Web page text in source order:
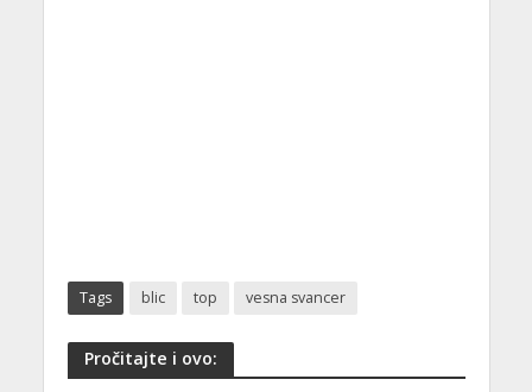
Tags blic top vesna svancer
Pročitajte i ovo: